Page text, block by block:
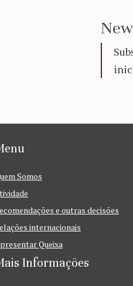
Somos
e outras decisões
internacionais
Queixa
Informações